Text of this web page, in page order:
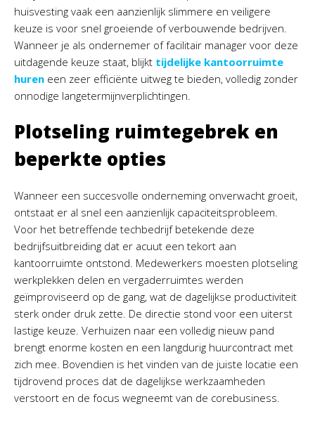
huisvesting vaak een aanzienlijk slimmere en veiligere
keuze is voor snel groeiende of verbouwende bedrijven.
Wanneer je als ondernemer of facilitair manager voor deze
uitdagende keuze staat, blijkt tijdelijke kantoorruimte
huren een zeer efficiënte uitweg te bieden, volledig zonder
onnodige langetermijnverplichtingen.
Plotseling ruimtegebrek en
beperkte opties
Wanneer een succesvolle onderneming onverwacht groeit,
ontstaat er al snel een aanzienlijk capaciteitsprobleem.
Voor het betreffende techbedrijf betekende deze
bedrijfsuitbreiding dat er acuut een tekort aan
kantoorruimte ontstond. Medewerkers moesten plotseling
werkplekken delen en vergaderruimtes werden
geïmproviseerd op de gang, wat de dagelijkse productiviteit
sterk onder druk zette. De directie stond voor een uiterst
lastige keuze. Verhuizen naar een volledig nieuw pand
brengt enorme kosten en een langdurig huurcontract met
zich mee. Bovendien is het vinden van de juiste locatie een
tijdrovend proces dat de dagelijkse werkzaamheden
verstoort en de focus wegneemt van de corebusiness.